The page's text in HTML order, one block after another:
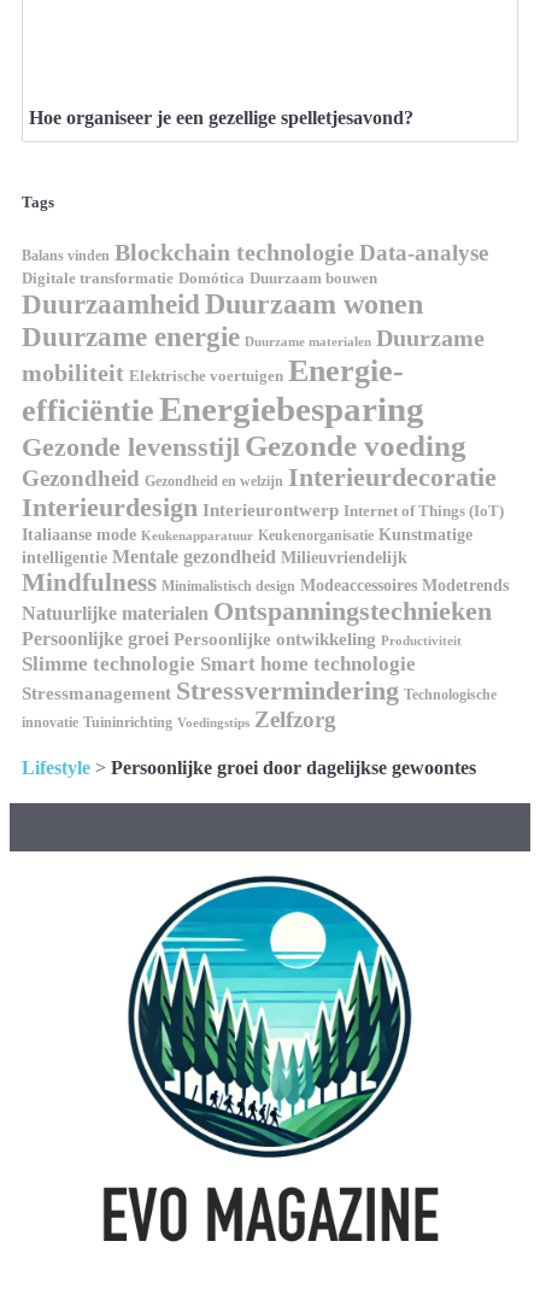
Hoe organiseer je een gezellige spelletjesavond?
Tags
Balans vinden Blockchain technologieData-analyse
Digitale transformatie Domótica Duurzaam bouwen
DuurzaamheidDuurzaam wonen
Duurzame energie Duurzame materialen Duurzame
mobiliteit Elektrische voertuigen Energie-
efficiëntieEnergiebesparing
Gezonde levensstijl Gezonde voeding
Gezondheid Gezondheid en welzijn Interieurdecoratie
Interieurdesign Interieurontwerp Internet of Things (IoT)
Italiaanse mode Keukenapparatuur Keukenorganisatie Kunstmatige
intelligentie Mentale gezondheid Milieuvriendelijk
Mindfulness Minimalistisch design Modeaccessoires Modetrends
Natuurlijke materialen Ontspanningstechnieken
Persoonlijke groei Persoonlijke ontwikkeling Productiviteit
Slimme technologie Smart home technologie
Stressmanagement Stressvermindering Technologische
innovatie Tuininrichting Voedingstips Zelfzorg
Lifestyle > Persoonlijke groei door dagelijkse gewoontes